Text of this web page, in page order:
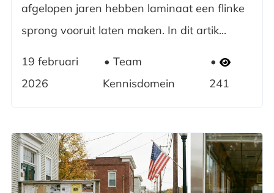
afgelopen jaren hebben laminaat een flinke
sprong vooruit laten maken. In dit artik...
19 februari
2026
Team
Kennisdomein
241